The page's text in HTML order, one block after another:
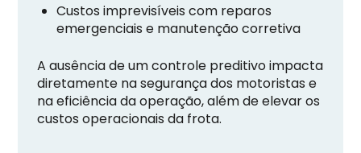
Custos imprevisíveis com reparos
emergenciais e manutenção corretiva
A ausência de um controle preditivo impacta
diretamente na segurança dos motoristas e
na eficiência da operação, além de elevar os
custos operacionais da frota.